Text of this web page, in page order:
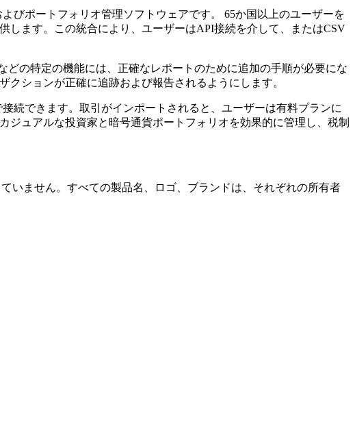
びポートフォリオ管理ソフトウェアです。 65か国以上のユーザーを
ます。この統合により、ユーザーはAPI接続を介して、またはCSV
どの特定の機能には、正確なレポートのために追加の手順が必要にな
ションが正確に追跡および報告されるようにします。
続できます。取引がインポートされると、ユーザーは有料プランに
ュアルな投資家と暗号通貨ポートフォリオを効果的に管理し、税制
いません。すべての製品名、ロゴ、ブランドは、それぞれの所有者